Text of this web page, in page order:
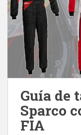
Guía de
Sparco
FIA